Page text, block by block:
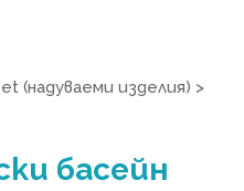
(надуваеми изделия) >
басейн